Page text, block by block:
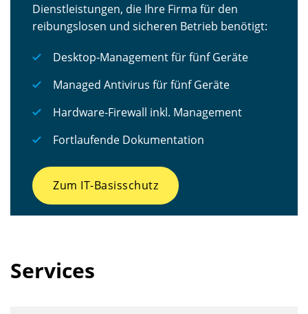
Dienstleistungen, die Ihre Firma für den
reibungslosen und sicheren Betrieb benötigt:
Desktop-Management für fünf Geräte
Managed Antivirus für fünf Geräte
Hardware-Firewall inkl. Management
Fortlaufende Dokumentation
Zum IT-Basisschutz
Services